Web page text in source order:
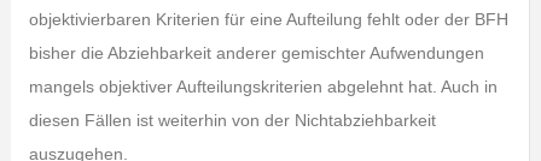
objektivierbaren Kriterien für eine Aufteilung fehlt oder der BFH
bisher die Abziehbarkeit anderer gemischter Aufwendungen
mangels objektiver Aufteilungskriterien abgelehnt hat. Auch in
diesen Fällen ist weiterhin von der Nichtabziehbarkeit
auszugehen.